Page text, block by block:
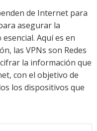
de Internet para
asegurar la
Aquí es en
las VPNs son Redes
la información que
con el objetivo de
los dispositivos que